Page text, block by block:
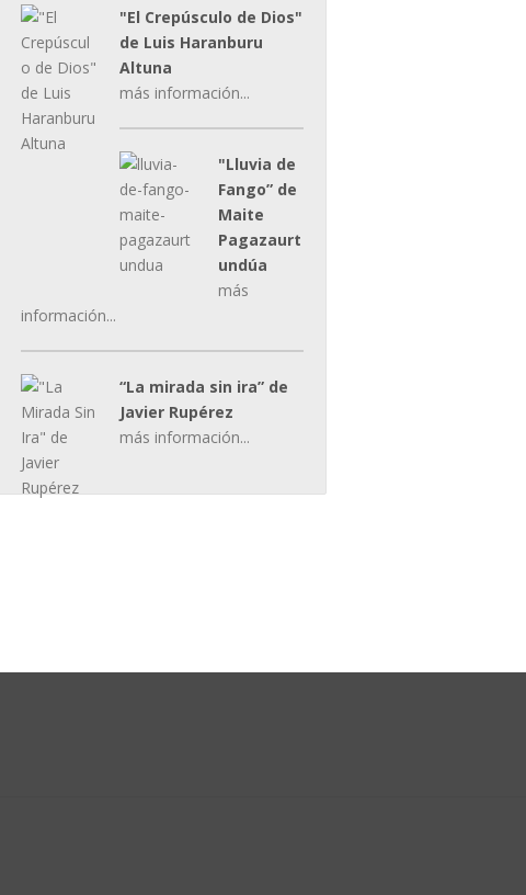
"El Crepúsculo de Dios"
de Luis Haranburu
Altuna
más información...
"Lluvia de
Fango” de
Maite
Pagazaurt
undúa
más
información...
“La mirada sin ira” de
Javier Rupérez
más información...